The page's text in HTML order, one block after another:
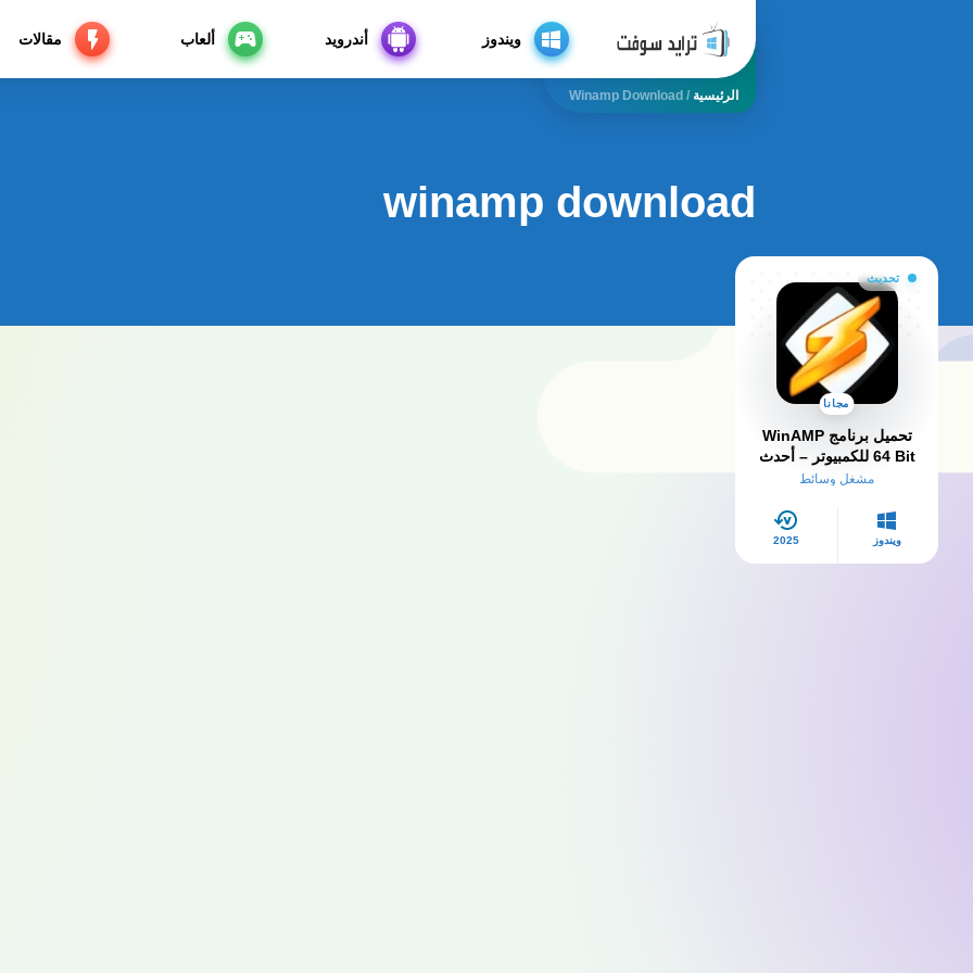
ويندوز أندرويد ألعاب مقالات
الرئيسية /
Winamp Download
winamp download
تحديث
مجانا
تحميل برنامج WinAMP
64 Bit للكمبيوتر – أحدث
إصدار لتشغيل الموسيقى
مشغل وسائط
ويندوز 2025